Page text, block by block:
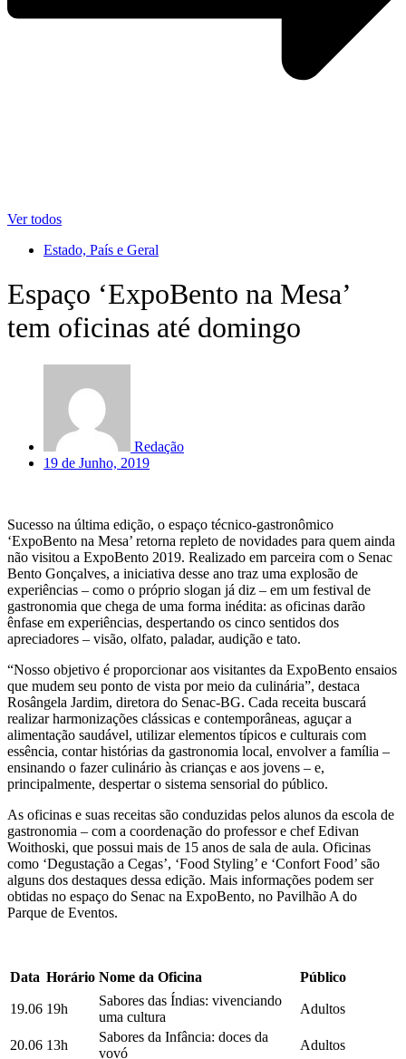
Ver todos
Estado, País e Geral
Espaço ‘ExpoBento na Mesa’
tem oficinas até domingo
Redação
19 de Junho, 2019
Sucesso na última edição, o espaço técnico-gastronômico
‘ExpoBento na Mesa’ retorna repleto de novidades para quem ainda
não visitou a ExpoBento 2019. Realizado em parceira com o Senac
Bento Gonçalves, a iniciativa desse ano traz uma explosão de
experiências – como o próprio slogan já diz – em um festival de
gastronomia que chega de uma forma inédita: as oficinas darão
ênfase em experiências, despertando os cinco sentidos dos
apreciadores – visão, olfato, paladar, audição e tato.
“Nosso objetivo é proporcionar aos visitantes da ExpoBento ensaios
que mudem seu ponto de vista por meio da culinária”, destaca
Rosângela Jardim, diretora do Senac-BG. Cada receita buscará
realizar harmonizações clássicas e contemporâneas, aguçar a
alimentação saudável, utilizar elementos típicos e culturais com
essência, contar histórias da gastronomia local, envolver a família –
ensinando o fazer culinário às crianças e aos jovens – e,
principalmente, despertar o sistema sensorial do público.
As oficinas e suas receitas são conduzidas pelos alunos da escola de
gastronomia – com a coordenação do professor e chef Edivan
Woithoski, que possui mais de 15 anos de sala de aula. Oficinas
como ‘Degustação a Cegas’, ‘Food Styling’ e ‘Confort Food’ são
alguns dos destaques dessa edição. Mais informações podem ser
obtidas no espaço do Senac na ExpoBento, no Pavilhão A do
Parque de Eventos.
Data Horário Nome da Oficina Público
19.06 19h
Sabores das Índias: vivenciando
uma cultura
Adultos
20.06 13h
Sabores da Infância: doces da
vovó
Adultos